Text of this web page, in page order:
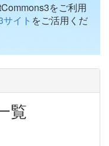
をご利用
イト をご活用くだ
覧